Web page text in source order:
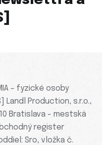
– fyzické osoby
Landl Production, s.r.o.,
Bratislava - mestská
register
Sro, vložka č.